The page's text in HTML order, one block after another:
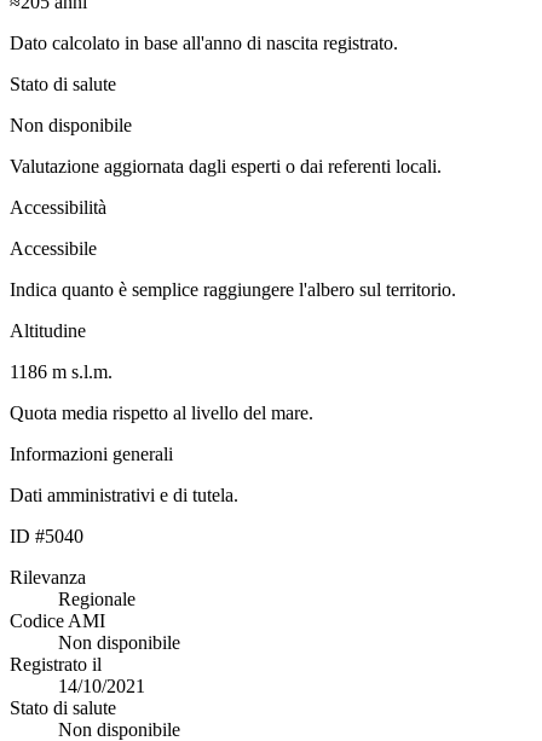
Dato calcolato in base all'anno di nascita registrato.
Stato di salute
Non disponibile
Valutazione aggiornata dagli esperti o dai referenti locali.
Accessibilità
Accessibile
Indica quanto è semplice raggiungere l'albero sul territorio.
Altitudine
1186 m s.l.m.
Quota media rispetto al livello del mare.
Informazioni generali
Dati amministrativi e di tutela.
ID #5040
Rilevanza
Regionale
Codice AMI
Non disponibile
Registrato il
14/10/2021
Stato di salute
Non disponibile